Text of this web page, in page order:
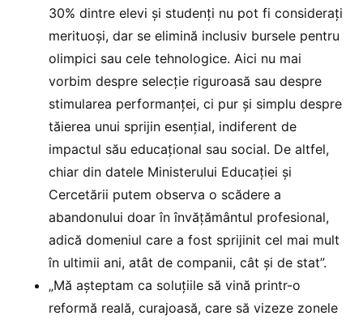
30% dintre elevi și studenți nu pot fi considerați
merituoși, dar se elimină inclusiv bursele pentru
olimpici sau cele tehnologice. Aici nu mai
vorbim despre selecție riguroasă sau despre
stimularea performanței, ci pur și simplu despre
tăierea unui sprijin esențial, indiferent de
impactul său educațional sau social. De altfel,
chiar din datele Ministerului Educației și
Cercetării putem observa o scădere a
abandonului doar în învățământul profesional,
adică domeniul care a fost sprijinit cel mai mult
în ultimii ani, atât de companii, cât și de stat”.
„Mă așteptam ca soluțiile să vină printr-o
reformă reală, curajoasă, care să vizeze zonele